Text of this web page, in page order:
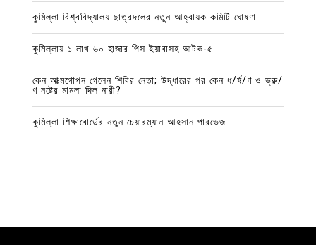
কুমিল্লা বিশ্ববিদ্যালয় ছাত্রদলের নতুন আহ্বায়ক কমিটি ঘোষণা
কুমিল্লায় ১ লাখ ৬০ হাজার পিস ইয়াবাসহ আটক-৫
কেন আত্মগোপন গেলেন শিবির নেতা; উদ্ধারের পর কেন ধ/র্ষ/ণ ও ভ্রু/
ণ নষ্টের মামলা দিল নারী?
কুমিল্লা শিক্ষাবোর্ডের নতুন চেয়ারম্যান আহসান পারভেজ